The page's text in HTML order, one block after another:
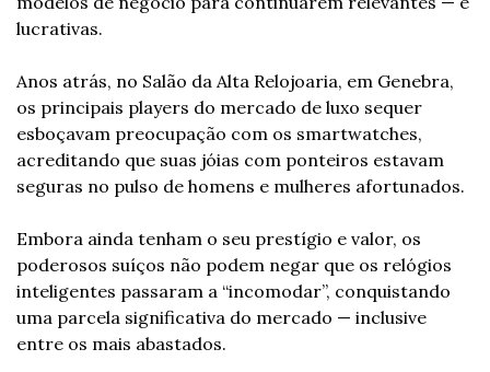
lucrativas.
Anos atrás, no Salão da Alta Relojoaria, em Genebra,
os principais players do mercado de luxo sequer
esboçavam preocupação com os smartwatches,
acreditando que suas jóias com ponteiros estavam
seguras no pulso de homens e mulheres afortunados.
Embora ainda tenham o seu prestígio e valor, os
poderosos suíços não podem negar que os relógios
inteligentes passaram a “incomodar”, conquistando
uma parcela significativa do mercado — inclusive
entre os mais abastados.